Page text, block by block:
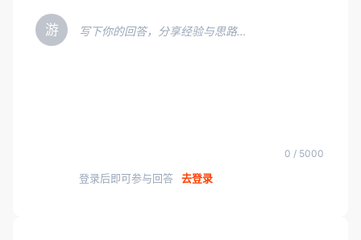
游 写下你的回答，分享经验与思路…
0 / 5000
登录后即可参与回答 去登录